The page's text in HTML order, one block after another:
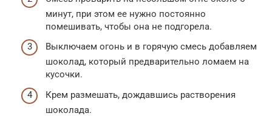
минут, при этом ее нужно постоянно
помешивать, чтобы она не подгорела.
Выключаем огонь и в горячую смесь добавляем
шоколад, который предварительно ломаем на
кусочки.
Крем размешать, дождавшись растворения
шоколада.